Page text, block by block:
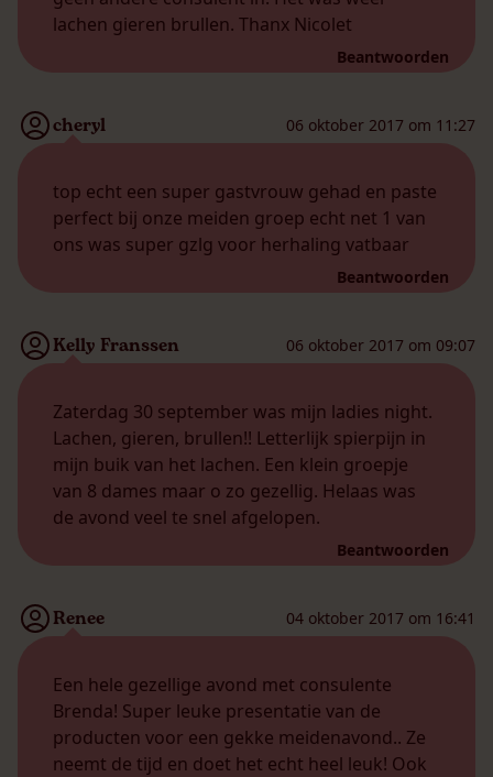
lachen gieren brullen. Thanx Nicolet
Beantwoorden
cheryl 06 oktober 2017 om 11:27
top echt een super gastvrouw gehad en paste
perfect bij onze meiden groep echt net 1 van
ons was super gzlg voor herhaling vatbaar
Beantwoorden
Kelly Franssen 06 oktober 2017 om 09:07
Zaterdag 30 september was mijn ladies night.
Lachen, gieren, brullen!! Letterlijk spierpijn in
mijn buik van het lachen. Een klein groepje
van 8 dames maar o zo gezellig. Helaas was
de avond veel te snel afgelopen.
Beantwoorden
Renee 04 oktober 2017 om 16:41
Een hele gezellige avond met consulente
Brenda! Super leuke presentatie van de
producten voor een gekke meidenavond.. Ze
neemt de tijd en doet het echt heel leuk! Ook